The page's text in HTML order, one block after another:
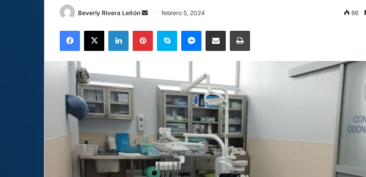
Beverly Rivera Leitón
Sendfebrero 5, 2024 66
Facebook
X LinkedInPinterestSkype MessengerCompartir por correo electrónicoImprimir